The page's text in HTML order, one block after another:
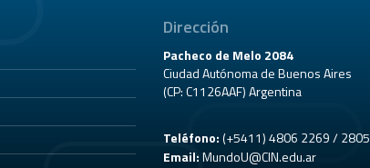
Dirección
Pacheco de Melo 2084
Ciudad Autónoma de Buenos Aires
(CP: C1126AAF) Argentina
Teléfono:(+5411) 4806 2269 / 2805
Email:MundoU@CIN.edu.ar